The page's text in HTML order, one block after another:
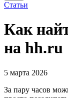
Статьи
Как
на hh.ru
5 марта 2026
За пару часов